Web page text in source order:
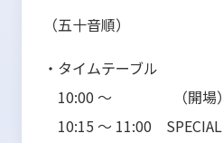
（五十音順）
・タイムテーブル
10:00 ～ （開場）
10:15 ～ 11:00 SPECIAL